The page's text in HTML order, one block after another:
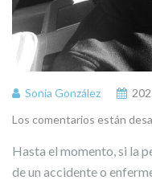
Sonia González
Los comentarios están
Hasta el momento, si la
de un accidente o